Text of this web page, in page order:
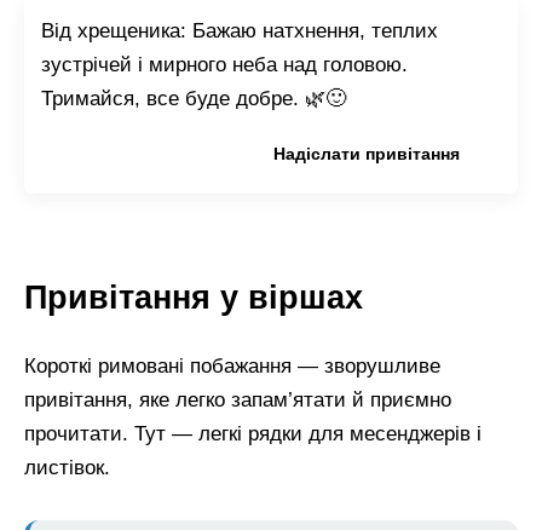
Від хрещеника: Бажаю натхнення, теплих
зустрічей і мирного неба над головою.
Тримайся, все буде добре. 🌿🙂
Надіслати привітання
Привітання у віршах
Короткі римовані побажання — зворушливе
привітання, яке легко запам’ятати й приємно
прочитати. Тут — легкі рядки для месенджерів і
листівок.